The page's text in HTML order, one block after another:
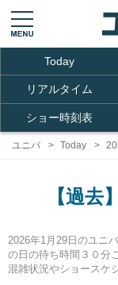
Today
リアルタイム
ショー時刻表
ユニバ Today
【過去
2026年1月29日のユニ
の日の待ち時間３０分
混雑状況やショースケ